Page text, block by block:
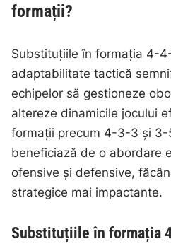
formații?
Substituțiile în formația 4-
adaptabilitate tactică
echipelor să gestioneze
altereze dinamicile jocului
formații precum 4-3-3 și
beneficiază de o abordare
ofensive și defensive,
strategice mai impactante.
Substituțiile în formația